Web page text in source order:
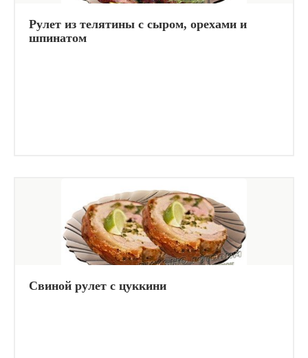
Рулет из телятины с сыром, орехами и
шпинатом
Свиной рулет с цуккини